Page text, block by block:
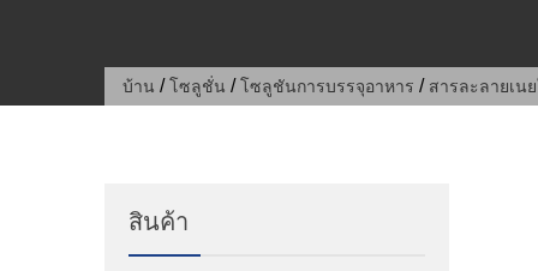
บ้าน /โซลูชั่น /โซลูชันการบรรจุอาหาร / สารละลายเน
สินค้า